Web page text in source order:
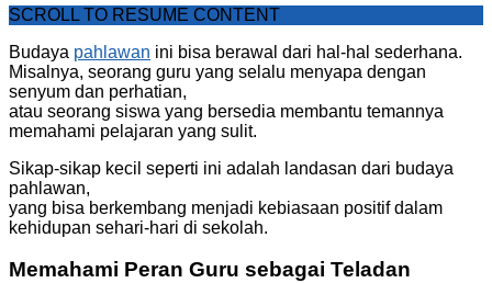
SCROLL TO RESUME CONTENT
Budaya pahlawan ini bisa berawal dari hal-hal sederhana.
Misalnya, seorang guru yang selalu menyapa dengan
senyum dan perhatian,
atau seorang siswa yang bersedia membantu temannya
memahami pelajaran yang sulit.
Sikap-sikap kecil seperti ini adalah landasan dari budaya
pahlawan,
yang bisa berkembang menjadi kebiasaan positif dalam
kehidupan sehari-hari di sekolah.
Memahami Peran Guru sebagai Teladan